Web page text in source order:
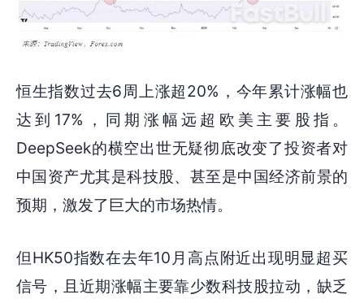
恒生指数过去6周上涨超20%，今年累计涨幅也
达到17%，同期涨幅远超欧美主要股指。
DeepSeek的横空出世无疑彻底改变了投资者对
中国资产尤其是科技股、甚至是中国经济前景的
预期，激发了巨大的市场热情。
但HK50指数在去年10月高点附近出现明显超买
信号，且近期涨幅主要靠少数科技股拉动，缺乏